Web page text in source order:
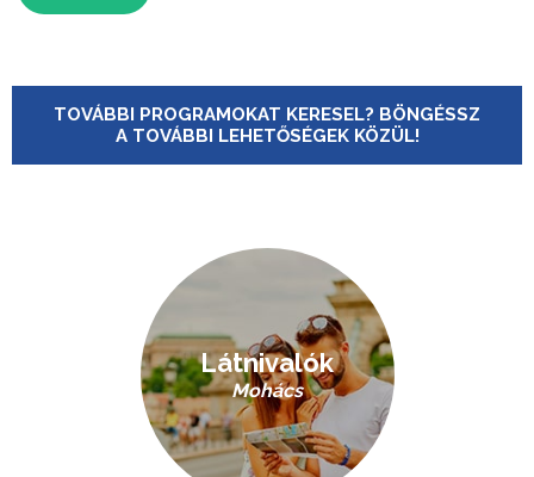
TOVÁBBI PROGRAMOKAT KERESEL? BÖNGÉSSZ
A TOVÁBBI LEHETŐSÉGEK KÖZÜL!
Látnivalók
Mohács